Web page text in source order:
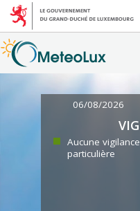
06/08/2026
Aucune vigilance
particulière